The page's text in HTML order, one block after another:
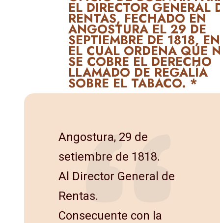
EL DIRECTOR GENERAL
RENTAS, FECHADO EN
ANGOSTURA EL 29 DE
SEPTIEMBRE DE 1818, EN
EL CUAL ORDENA QUE
SE COBRE EL DERECHO
LLAMADO DE REGALÍA
SOBRE EL TABACO. *
Angostura, 29 de
setiembre de 1818.
Al Director General de
Rentas.
Consecuente con la